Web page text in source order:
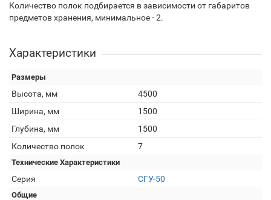
Количество полок подбирается в зависимости от габаритов
предметов хранения, минимальное - 2.
Характеристики
Размеры
Высота, мм
4500
Ширина, мм
1500
Глубина, мм
1500
Количество полок
7
Технические Характеристики
Серия СГУ-50
Общие